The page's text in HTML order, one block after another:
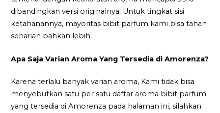
dibandingkan versi originalnya. Untuk tingkat sisi
ketahanannya, mayoritas bibit parfum kami bisa tahan
seharian bahkan lebih.
Apa Saja Varian Aroma Yang Tersedia di Amorenza?
Karena terlalu banyak varian aroma, Kami tidak bisa
menyebutkan satu per satu daftar aroma bibit parfum
yang tersedia di Amorenza pada halaman ini, silahkan